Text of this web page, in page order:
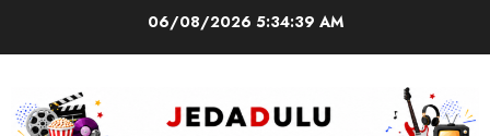
06/08/2026 5:34:39 AM